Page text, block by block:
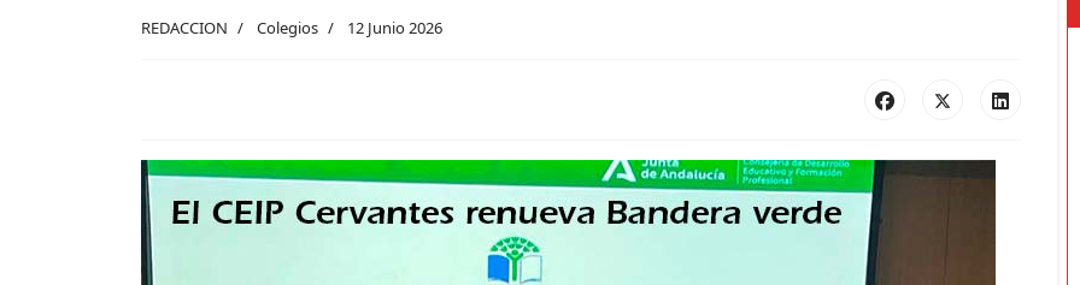
REDACCION Colegios 12 Junio 2026